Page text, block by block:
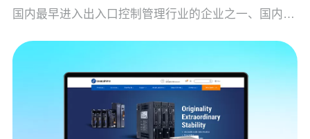
国内最早进入出入口控制管理行业的企业之一、国内领先的智慧停车服务提供商和智慧城市数字生态运营商。